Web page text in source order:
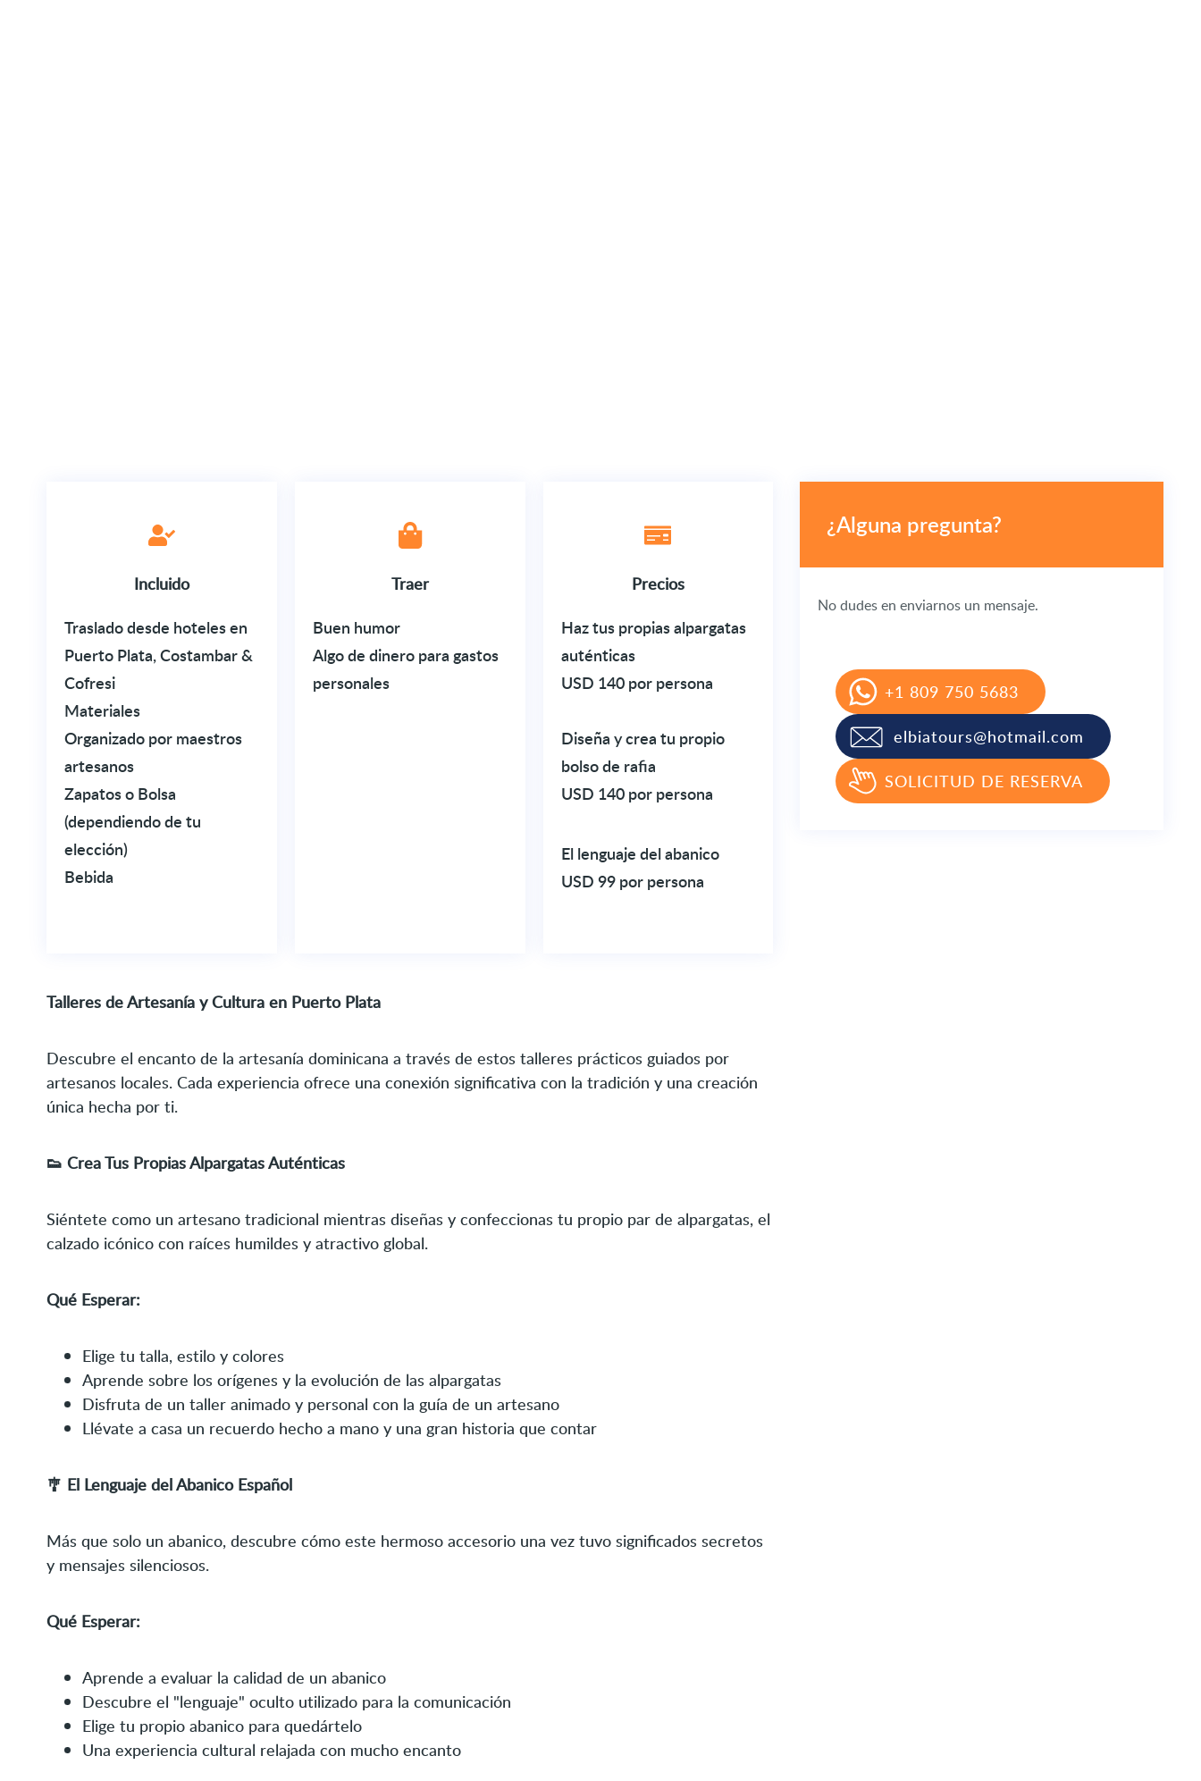
Incluido
Traslado desde hoteles en
Puerto Plata, Costambar &
Cofresi
Materiales
Organizado por maestros
artesanos
Zapatos o Bolsa
(dependiendo de tu
elección)
Bebida
Traer
Buen humor
Algo de dinero para gastos
personales
Precios
Haz tus propiasalpargatas
auténticas
USD 140 por persona
Diseña y crea tu propio
bolso de rafia
USD 140 por persona
El lenguaje delabanico
USD 99 por persona
Talleres de Artesanía y Cultura en Puerto Plata
Descubre el encanto de la artesanía dominicana a través de estos talleres prácticos guiados por
artesanos locales. Cada experiencia ofrece una conexión significativa con la tradición y una creación
única hecha por ti.
👟 Crea Tus Propias Alpargatas Auténticas
Siéntete como un artesano tradicional mientras diseñas y confeccionas tu propio par de alpargatas, el
calzado icónico con raíces humildes y atractivo global.
Qué Esperar:
Elige tu talla, estilo y colores
Aprende sobre los orígenes y la evolución de las alpargatas
Disfruta de un taller animado y personal con la guía de un artesano
Llévate a casa un recuerdo hecho a mano y una gran historia que contar
🎐 El Lenguaje del Abanico Español
Más que solo un abanico, descubre cómo este hermoso accesorio una vez tuvo significados secretos
y mensajes silenciosos.
Qué Esperar:
Aprende a evaluar la calidad de un abanico
Descubre el "lenguaje" oculto utilizado para la comunicación
Elige tu propio abanico para quedártelo
Una experiencia cultural relajada con mucho encanto
¿Alguna pregunta?
No dudes en enviarnos un mensaje.
+1 809 750 5683
elbiatours@hotmail.com
SOLICITUD DE RESERVA